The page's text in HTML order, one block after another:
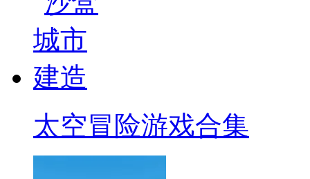
太空冒险游戏合集